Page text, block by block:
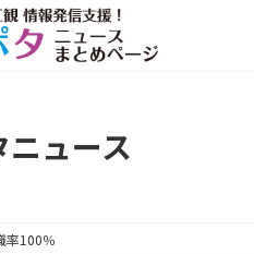
ュース
率100％